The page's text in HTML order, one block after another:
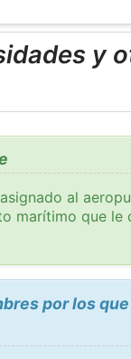
y
asignado al
marítimo que le
por los